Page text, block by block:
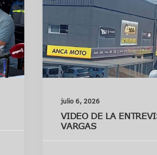
julio 6, 2026
VIDEO DE LA
VARGAS